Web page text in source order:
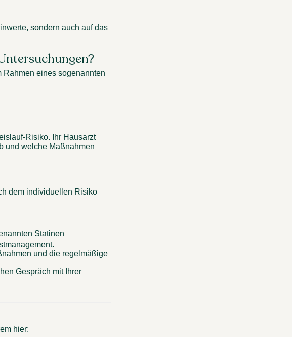
sondern auch auf das
Rahmen eines sogenannten
Risiko. Ihr Hausarzt
und welche Maßnahmen
dem individuellen Risiko
Statinen
und die regelmäßige
Gespräch mit Ihrer
hier: